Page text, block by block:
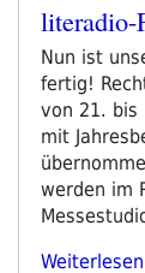
literadio-
Nun ist
fertig!
von 21. bis
mit
werden im
„literadio-
Weiterlesen